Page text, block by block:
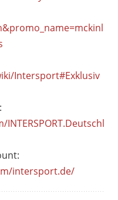
Intersport#Exklusiv
intersport.de/